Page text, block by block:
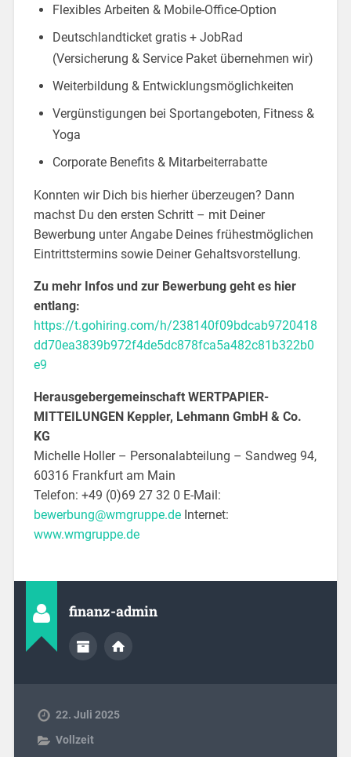
Flexibles Arbeiten & Mobile-Office-Option
Deutschlandticket gratis + JobRad
(Versicherung & Service Paket übernehmen wir)
Weiterbildung & Entwicklungsmöglichkeiten
Vergünstigungen bei Sportangeboten, Fitness &
Yoga
Corporate Benefits & Mitarbeiterrabatte
Konnten wir Dich bis hierher überzeugen? Dann
machst Du den ersten Schritt – mit Deiner
Bewerbung unter Angabe Deines frühestmöglichen
Eintrittstermins sowie Deiner Gehaltsvorstellung.
Zu mehr Infos und zur Bewerbung geht es hier
entlang:
https://t.gohiring.com/h/238140f09bdcab9720418
dd70ea3839b972f4de5dc878fca5a482c81b322b0
e9
Herausgebergemeinschaft WERTPAPIER-
MITTEILUNGEN Keppler, Lehmann GmbH & Co.
KG
Michelle Holler – Personalabteilung – Sandweg 94,
60316 Frankfurt am Main
Telefon: +49 (0)69 27 32 0 E-Mail:
bewerbung@wmgruppe.deInternet:
www.wmgruppe.de
finanz-admin
22. Juli 2025
Vollzeit